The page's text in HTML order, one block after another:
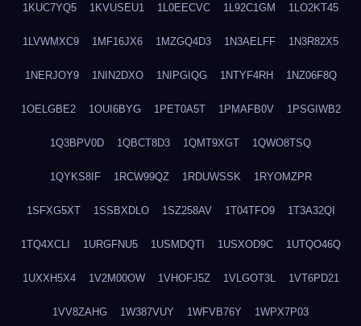
1KUC7YQ5 1KVUSEU1 1L0EECVC 1L92C1GM 1LO2KT45
1LVWMXC9 1MF16JX6 1MZGQ4D3 1N3AELFF 1N3R82X5
1NERJOY9 1NIN2DXO 1NIPGIQG 1NTYF4RH 1NZ06F8Q
1OELGBE2 1OUI6BYG 1PET0A5T 1PMAFB0V 1PSGIWB2
1Q3BPV0D 1QBCT8D3 1QMT9XGT 1QWO8TSQ
1QYKS8IF 1RCW99QZ 1RDUWSSK 1RYOMZPR
1SFXG5XT 1SSBXDLO 1SZ258AV 1T04TFO9 1T3A32QI
1TQ4XCLI 1URGFNU5 1USMDQTI 1USXOD9C 1UTQO46Q
1UXXH5X4 1V2M00OW 1VHOFJ5Z 1VLGOT3L 1VT6PD21
1VV8ZAHG 1W387VUY 1WFVB76Y 1WPX7P03